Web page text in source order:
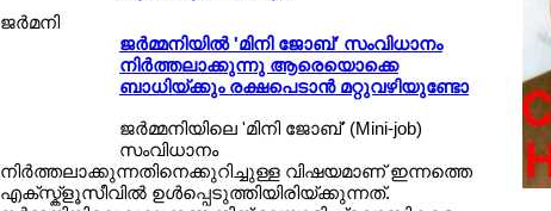
ജര്‍മനി
ജര്‍മ്മനിയില്‍ 'മിനി ജോബ്' സംവിധാനം
നിര്‍ത്തലാക്കുന്നു ആരെയൊക്കെ
ബാധിയ്ക്കും രക്ഷപെടാന്‍ മറ്റുവഴിയുണ്ടോ
ജര്‍മ്മനിയിലെ 'മിനി ജോബ്' (Mini-job)
സംവിധാനം
നിര്‍ത്തലാക്കുന്നതിനെക്കുറിച്ചുള്ള വിഷയമാണ് ഇന്നത്തെ
എക്സ്ക്ളൂസീവില്‍ ഉള്‍പ്പെടുത്തിയിരിയ്ക്കുന്നത്.